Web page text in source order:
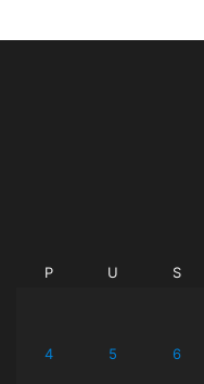
P U S
4 5 6